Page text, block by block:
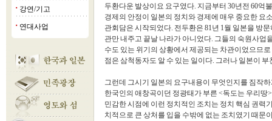
■ 강연/기고
■ 연대사업
두환다운 발상이요 요구였다. 지금부터 30년전 60억
경제의 안정이 일본의 정치와 경제에 매우 중요한 요
관회담은 시작되었다. 전두환은 81년 1월 일본을 방
관만 내주고 끝날 나라가 아니었다. 그들의 숙원사
수도 있는 위기의 상황에서 제공되는 차관이었으므
점은 삼척동자도 알 수 있는 일이다. 그러나 일본이
그런데 그시기 일본의 요구내용이 무엇인지를 짐작
한국인의 애창곡이던 정광태가 부른 <독도는 우리
민감한 시점에 이런 정치적인 조치는 정치 핵심 권력
치적으로 큰 상처를 입을 수밖에 없는 조치였기 때문